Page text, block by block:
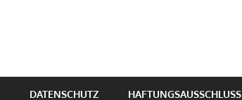
DATENSCHUTZ HAFTUNGSAUSSCHLUSS